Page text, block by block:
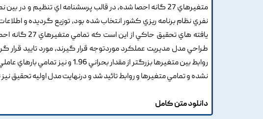
نفري نظام برنامه ريزي کشور انتخاب شده بود, توزيع گرديده و
يافته هاي
نشده و تمامي متغيرها و روابط تائيد شد و درنهايت مدل اوليه تحقيق نيز
دانلود متن کامل